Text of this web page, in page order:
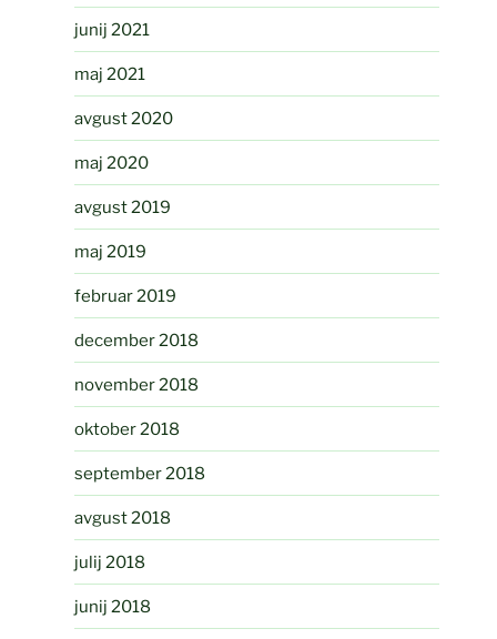
junij 2021
maj 2021
avgust 2020
maj 2020
avgust 2019
maj 2019
februar 2019
december 2018
november 2018
oktober 2018
september 2018
avgust 2018
julij 2018
junij 2018